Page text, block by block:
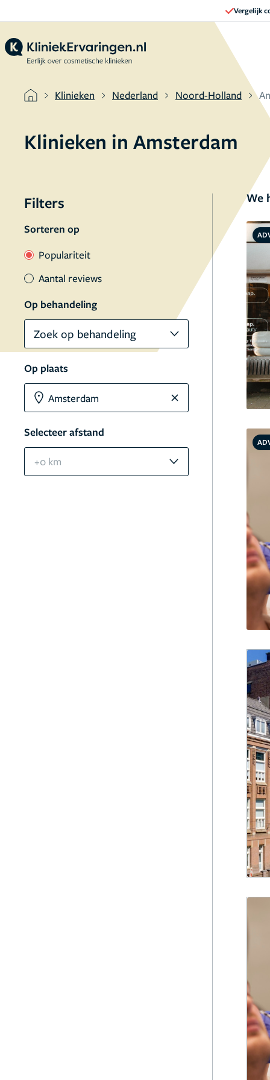
Vergelijk
Klinieken Nederland Noord-Holland
Klinieken in Amsterdam
Filters
Sorteren op
Populariteit
Aantal reviews
Op behandeling
Zoek op behandeling
Op plaats
Selecteer afstand
+0 km
We